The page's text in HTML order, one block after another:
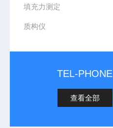
填充力测定
质构仪
TEL-PHONE
查看全部